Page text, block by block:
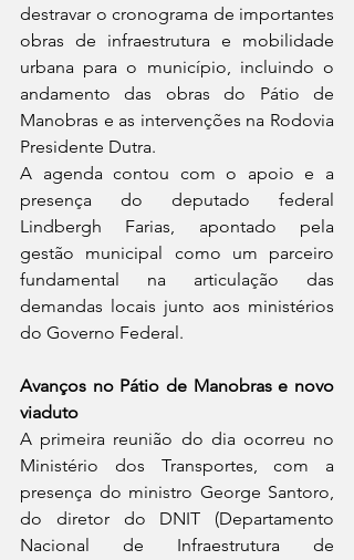
destravar o cronograma de importantes
obras de infraestrutura e mobilidade
urbana para o município, incluindo o
andamento das obras do Pátio de
Manobras e as intervenções na Rodovia
Presidente Dutra.
A agenda contou com o apoio e a
presença do deputado federal
Lindbergh Farias, apontado pela
gestão municipal como um parceiro
fundamental na articulação das
demandas locais junto aos ministérios
do Governo Federal.
Avanços no Pátio de Manobras e novo
viaduto
A primeira reunião do dia ocorreu no
Ministério dos Transportes, com a
presença do ministro George Santoro,
do diretor do DNIT (Departamento
Nacional de Infraestrutura de